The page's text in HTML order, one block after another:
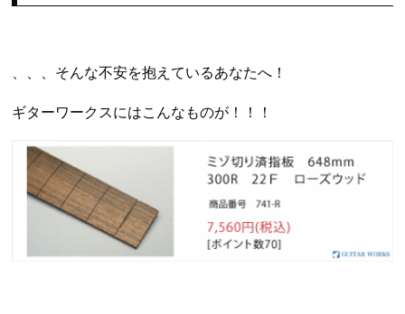
、、、そんな不安を抱えているあなたへ！
ギターワークスにはこんなものが！！！